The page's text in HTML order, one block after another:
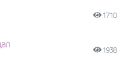
1710
1938